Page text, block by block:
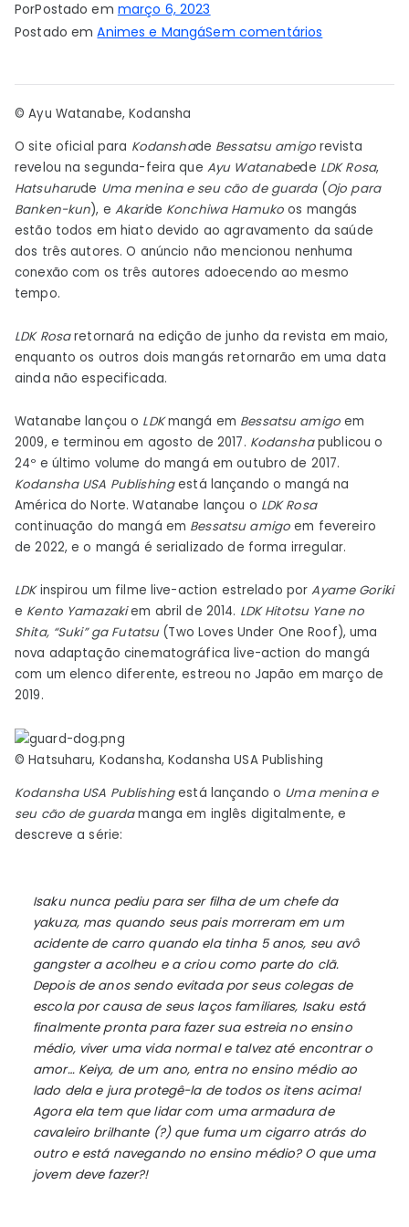
PorPostado em março 6, 2023
Postado emAnimes e MangáSem comentários
Girl
&
Her
Guard
Dog’
entram
em
à
autores
–
Notícias
© Ayu Watanabe, Kodansha
O site oficial para Kodanshade Bessatsu amigo revista
revelou na segunda-feira que Ayu Watanabede LDKRosa,
Hatsuharude Uma menina e seu cão de guarda(Ojo para
Banken-kun), eAkaride Konchiwa Hamuko os mangás
estão todos em hiato devido ao agravamento da saúde
dos três autores. O anúncio não mencionou nenhuma
conexão com os três autores adoecendo ao mesmo
tempo.
LDKRosaretornará na edição de junho da revista em maio,
enquanto os outros dois mangás retornarão em uma data
ainda não especificada.
Watanabe lançou o LDKmangá em Bessatsu amigo em
2009, e terminou em agosto de 2017. Kodanshapublicou o
24º e último volume do mangá em outubro de 2017.
Kodansha USA Publishingestá lançando o mangá na
América do Norte. Watanabe lançou o LDKRosa
continuação do mangá em Bessatsu amigo em fevereiro
de 2022, e o mangá é serializado de forma irregular.
LDKinspirou um filme live-action estrelado porAyame Goriki
e Kento Yamazakiem abril de 2014. LDKHitotsu Yane no
Shita, “Suki” ga Futatsu(Two Loves Under One Roof), uma
nova adaptação cinematográfica live-action do mangá
com um elenco diferente, estreou no Japão em março de
2019.
© Hatsuharu, Kodansha, Kodansha USA Publishing
Kodansha USA Publishingestá lançando o Uma menina e
seu cão de guardamanga em inglês digitalmente, e
descreve a série:
Isaku nunca pediu para ser filha de um chefe da
yakuza, mas quando seus pais morreram em um
acidente de carro quando ela tinha 5 anos, seu avô
gangster a acolheu e a criou como parte do clã.
Depois de anos sendo evitada por seus colegas de
escola por causa de seus laços familiares, Isaku está
finalmente pronta para fazer sua estreia no ensino
médio, viver uma vida normal e talvez até encontrar o
amor… Keiya, de um ano, entra no ensino médio ao
lado dela e jura protegê-la de todos os itens acima!
Agora ela tem que lidar com uma armadura de
cavaleiro brilhante (?) que fuma um cigarro atrás do
outro e está navegando no ensino médio? O que uma
jovem deve fazer?!